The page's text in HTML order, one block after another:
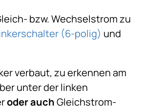
bzw. Wechselstrom zu
(6-polig) und
verbaut, zu erkennen am
unter der linken
oder auchGleichstrom-